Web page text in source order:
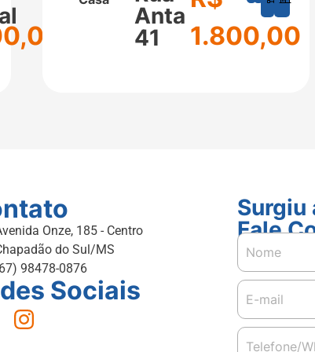
Anta
41
1.800,00
m²
Onze, 185 - Centro
do Sul/MS
98478-0876
Sociais
Surgiu
Fale